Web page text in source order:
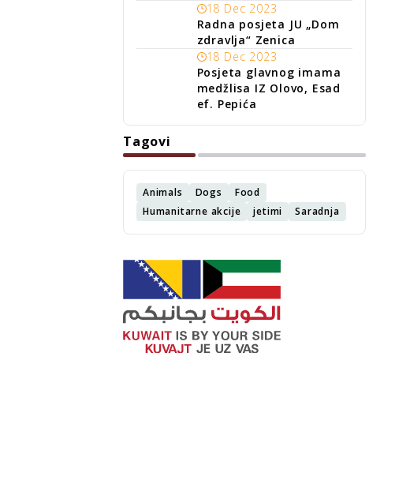
18 Dec 2023
Radna posjeta JU „Dom
zdravlja“ Zenica
18 Dec 2023
Posjeta glavnog imama
medžlisa IZ Olovo, Esad
ef. Pepića
Tagovi
Animals Dogs
Food
Humanitarne akcije
jetimi Saradnja